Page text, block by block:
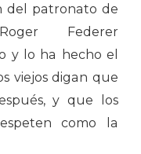
del patronato de
Federer
y lo ha hecho el
viejos digan que
y que los
como la